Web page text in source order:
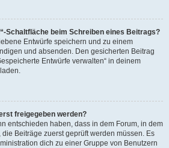
Schaltfläche beim Schreiben eines Beitrags?
Entwürfe speichern und zu einem
und absenden. Den gesicherten Beitrag
Entwürfe verwalten“ in deinem
freigegeben werden?
entschieden haben, dass in dem Forum, in dem
Beiträge zuerst geprüft werden müssen. Es
dich zu einer Gruppe von Benutzern